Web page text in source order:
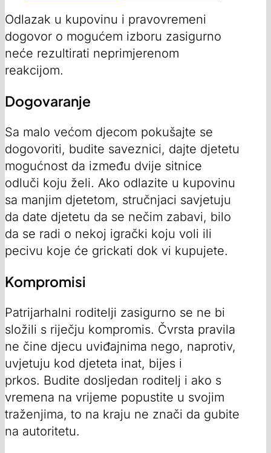
Odlazak u kupovinu i pravovremeni
dogovor o mogućem izboru zasigurno
neće rezultirati neprimjerenom
reakcijom.
Dogovaranje
Sa malo većom djecom pokušajte se
dogovoriti, budite saveznici, dajte djetetu
mogućnost da između dvije sitnice
odluči koju želi. Ako odlazite u kupovinu
sa manjim djetetom, stručnjaci savjetuju
da date djetetu da se nečim zabavi, bilo
da se radi o nekoj igrački koju voli ili
pecivu koje će grickati dok vi kupujete.
Kompromisi
Patrijarhalni roditelji zasigurno se ne bi
složili s riječju kompromis. Čvrsta pravila
ne čine djecu uviđajnima nego, naprotiv,
uvjetuju kod djeteta inat, bijes i
prkos. Budite dosljedan roditelj i ako s
vremena na vrijeme popustite u svojim
traženjima, to na kraju ne znači da gubite
na autoritetu.